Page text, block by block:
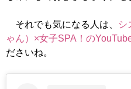
それでも気になる人は、
シ
ゃん）×女子SPA！の
ださいね。